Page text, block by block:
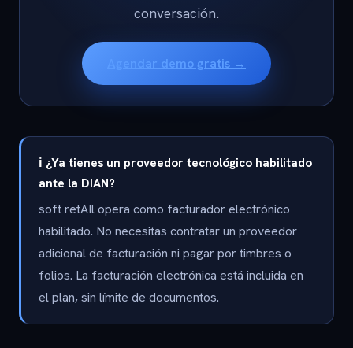
conversación.
Agendar demo gratis →
ℹ️ ¿Ya tienes un proveedor tecnológico habilitado
ante la DIAN?
soft retAIl opera como facturador electrónico
habilitado. No necesitas contratar un proveedor
adicional de facturación ni pagar por timbres o
folios. La facturación electrónica está incluida en
el plan, sin límite de documentos.